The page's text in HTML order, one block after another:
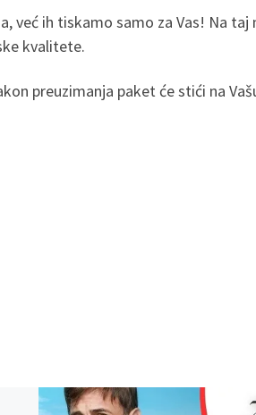
već ih tiskamo samo za Vas! Na
kvalitete.
preuzimanja paket će stići na